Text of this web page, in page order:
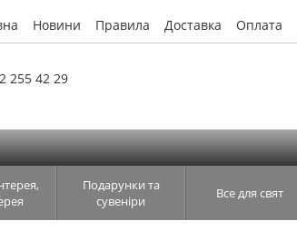
Новини Правила Доставка Оплата
255 42 29
Подарунки та
сувеніри
Все для свят